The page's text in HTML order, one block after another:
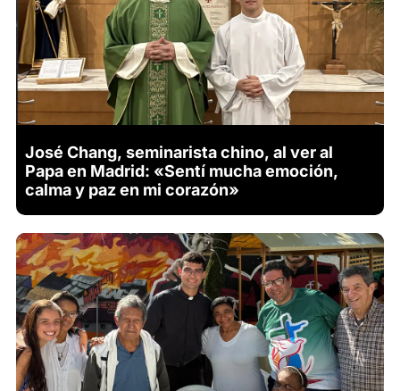
José Chang, seminarista chino, al ver al
Papa en Madrid: «Sentí mucha emoción,
calma y paz en mi corazón»